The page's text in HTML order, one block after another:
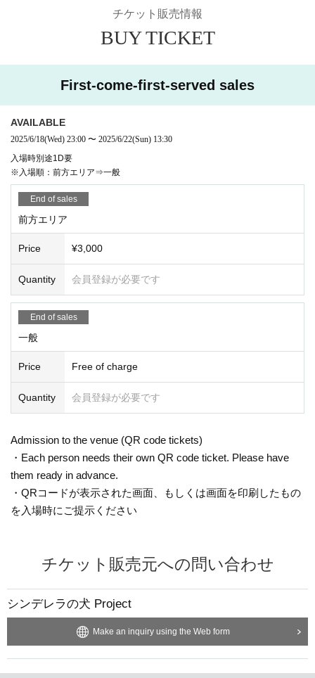
チケット販売情報
BUY TICKET
First-come-first-served sales
AVAILABLE
2025/6/18(Wed) 23:00 〜 2025/6/22(Sun) 13:30
入場時別途1D要
※入場順：前方エリア⇒一般
End of sales
前方エリア
Price ¥3,000
Quantity 会員登録が必要です
End of sales
一般
Price Free of charge
Quantity 会員登録が必要です
Admission to the venue (QR code tickets)
・Each person needs their own QR code ticket. Please have
them ready in advance.
・QRコードが表示された画面、もしくは画面を印刷したもの
を入場時にご提示ください
チケット販売元への問い合わせ
シンデレラの犬 Project
Make an inquiry using the Web form